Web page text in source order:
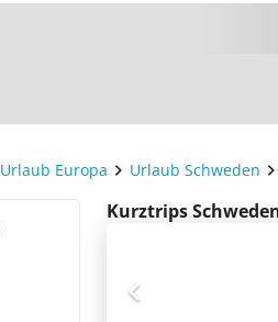
Urlaub Europa Urlaub Schweden
Kurztrips